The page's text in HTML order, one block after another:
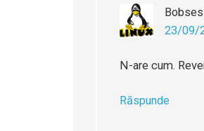
Bobses
23/09/
N-are cum.
Răspunde